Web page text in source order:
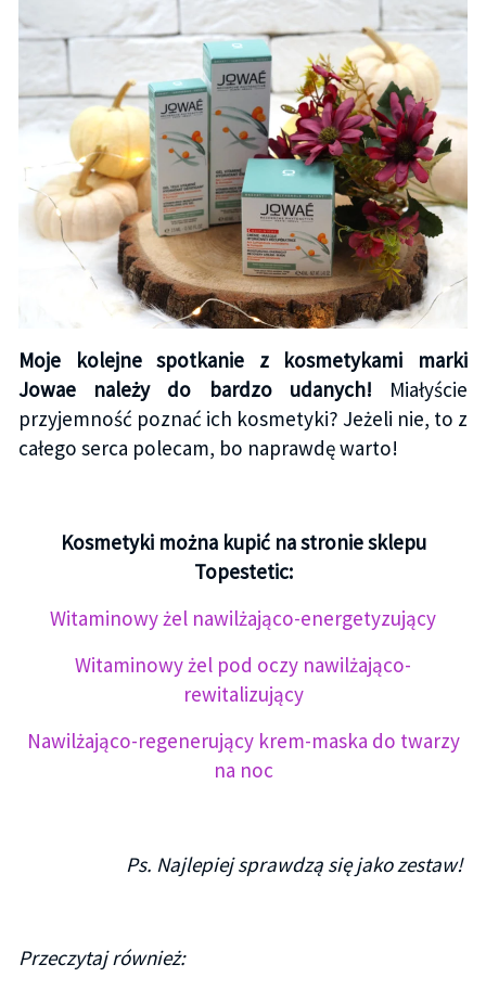
Moje kolejne spotkanie z kosmetykami marki
Jowae należy do bardzo udanych! Miałyście
przyjemność poznać ich kosmetyki? Jeżeli nie, to z
całego serca polecam, bo naprawdę warto!
Kosmetyki można kupić na stronie sklepu
Topestetic:
Witaminowy żel nawilżająco-energetyzujący
Witaminowy żel pod oczy nawilżająco-
rewitalizujący
Nawilżająco-regenerujący krem-maska do twarzy
na noc
Ps. Najlepiej sprawdzą się jako zestaw!
Przeczytaj również: